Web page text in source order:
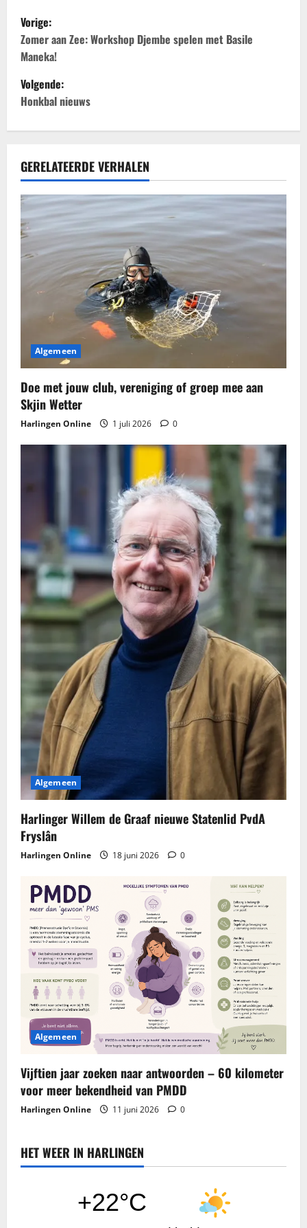
B
e
r
i
c
h
t
n
a
a
t
i
e
Vorige:
Zomer aan Zee: Workshop Djembe spelen met Basile
Maneka!
Volgende:
Honkbal nieuws
GERELATEERDE VERHALEN
Algemeen
Doe met jouw club, vereniging of groep mee aan
Skjin Wetter
Harlingen Online 1 juli 2026 0
Algemeen
Harlinger Willem de Graaf nieuwe Statenlid PvdA
Fryslân
Harlingen Online 18 juni 2026 0
Algemeen
Vijftien jaar zoeken naar antwoorden – 60 kilometer
voor meer bekendheid van PMDD
Harlingen Online 11 juni 2026 0
HET WEER IN HARLINGEN
+22°C